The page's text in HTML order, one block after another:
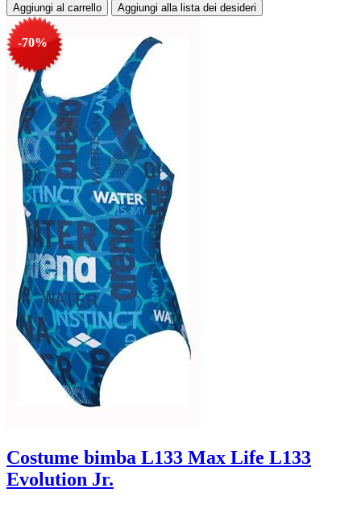
-70%
Costume bimba L133 Max Life L133
Evolution Jr.